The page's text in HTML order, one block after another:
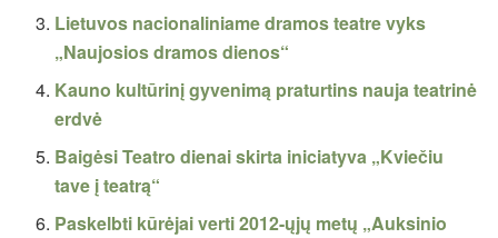
Lietuvos nacionaliniame dramos teatre vyks
„Naujosios dramos dienos“
Kauno kultūrinį gyvenimą praturtins nauja teatrinė
erdvė
Baigėsi Teatro dienai skirta iniciatyva „Kviečiu
tave į teatrą“
Paskelbti kūrėjai verti 2012-ųjų metų „Auksinio